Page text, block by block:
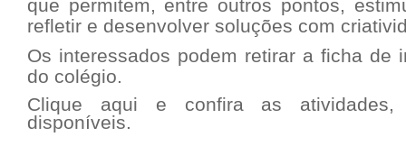
que permitem, entre outros pontos,
refletir e desenvolver soluções com
Os interessados podem retirar a ficha de
do colégio.
Clique aqui e confira as atividades,
disponíveis.